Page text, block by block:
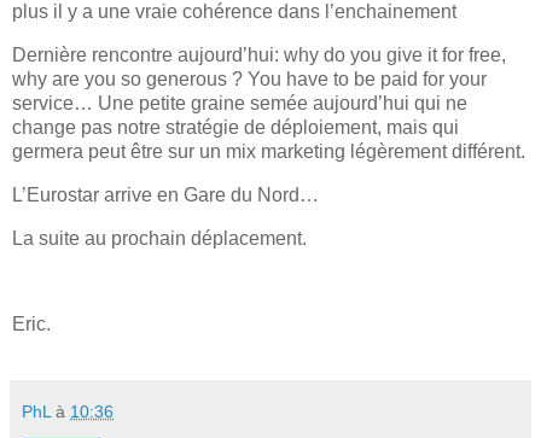
plus il y a une vraie cohérence dans l’enchainement
Dernière rencontre aujourd’hui: why do you give it for free,
why are you so generous ? You have to be paid for your
service… Une petite graine semée aujourd’hui qui ne
change pas notre stratégie de déploiement, mais qui
germera peut être sur un mix marketing légèrement différent.
L’Eurostar arrive en Gare du Nord…
La suite au prochain déplacement.
Eric.
PhL à 10:36